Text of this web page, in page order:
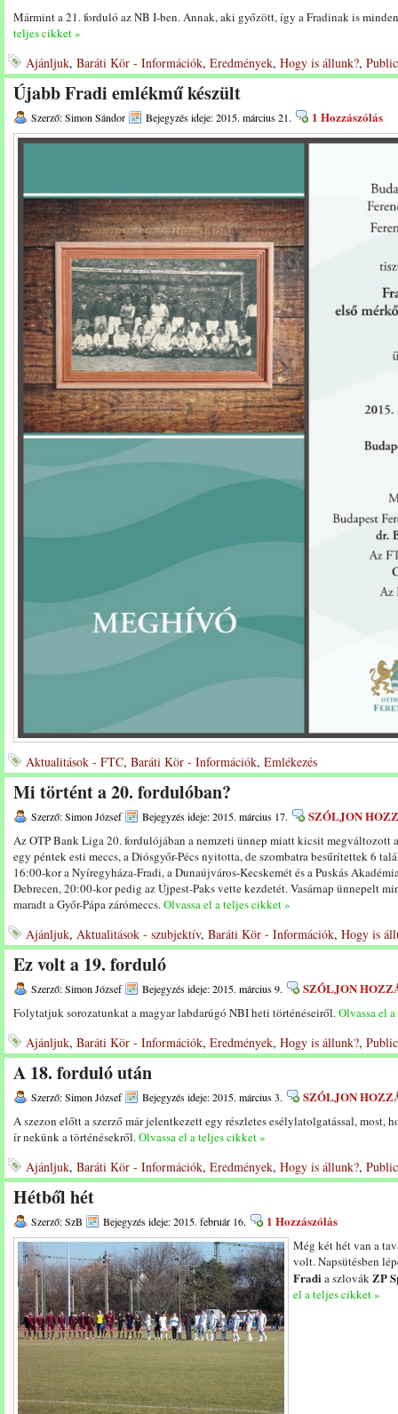
Mármint a 21. forduló az NB I-ben. Annak, aki győzött, így a Fradinak is
teljes cikket »
Ajánljuk, Baráti Kör - Információk, Eredmények, Hogy is állunk?,
Újabb Fradi emlékmű készült
Szerző: Simon Sándor Bejegyzés ideje: 2015. március 21. 1 Hozzászólás
Aktualitások - FTC, Baráti Kör - Információk, Emlékezés
Mi történt a 20. fordulóban?
Szerző: Simon József Bejegyzés ideje: 2015. március 17. SZÓLJON
Az OTP Bank Liga 20. fordulójában a nemzeti ünnep miatt kicsit megváltozott
egy péntek esti meccs, a Diósgyőr-Pécs nyitotta, de szombatra besűrítettek 6
16:00-kor a Nyíregyháza-Fradi, a Dunaújváros-Kecskemét és a Puskás
Debrecen, 20:00-kor pedig az Újpest-Paks vette kezdetét. Vasárnap ünnepelt
maradt a Győr-Pápa zárómeccs.Olvassa el a teljes cikket »
Ajánljuk, Aktualitások - szubjektív, Baráti Kör - Információk, Hogy is
Ez volt a 19. forduló
Szerző: Simon József Bejegyzés ideje: 2015. március 9. SZÓLJON
Folytatjuk sorozatunkat a magyar labdarúgó NBI heti történéseiről.Olvassa el
Ajánljuk, Baráti Kör - Információk, Eredmények, Hogy is állunk?,
A 18. forduló után
Szerző: Simon József Bejegyzés ideje: 2015. március 3. SZÓLJON
A szezon előtt a szerző már jelentkezett egy részletes esélylatolgatással, most,
ír nekünk a történésekről.Olvassa el a teljes cikket »
Ajánljuk, Baráti Kör - Információk, Eredmények, Hogy is állunk?,
Hétből hét
Szerző: SzB Bejegyzés ideje: 2015. február 16. 1 Hozzászólás
Még két hét van a
volt. Napsütésben
Fradia szlovákZP
el a teljes cikket »